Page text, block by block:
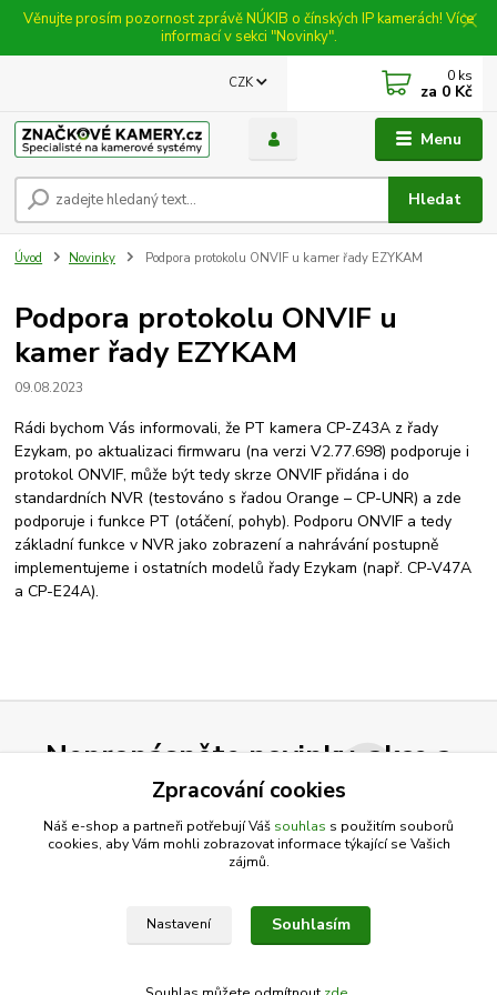
Věnujte prosím pozornost zprávě NÚKIB o čínských IP kamerách! Více
informací v sekci "Novinky".
Menu
CZK
Hledat
0 ks
za 0 Kč
Úvod Novinky Podpora protokolu ONVIF u kamer řady EZYKAM
Podpora protokolu ONVIF u
kamer řady EZYKAM
09.08.2023
Rádi bychom Vás informovali, že PT kamera CP-Z43A z řady
Ezykam, po aktualizaci firmwaru (na verzi V2.77.698) podporuje i
protokol ONVIF, může být tedy skrze ONVIF přidána i do
standardních NVR (testováno s řadou Orange – CP-UNR) a zde
podporuje i funkce PT (otáčení, pohyb). Podporu ONVIF a tedy
základní funkce v NVR jako zobrazení a nahrávání postupně
implementujeme i ostatních modelů řady Ezykam (např. CP-V47A
a CP-E24A).
Nepropásněte novinky, akce a
slevy!
zpracováním osobních údajůza účelem rozesílky newsletteru.
Zpracování cookies
Náš e-shop a partneři potřebují Váš souhlas s použitím souborů
cookies, aby Vám mohli zobrazovat informace týkající se Vašich
zájmů.
Nastavení Souhlasím